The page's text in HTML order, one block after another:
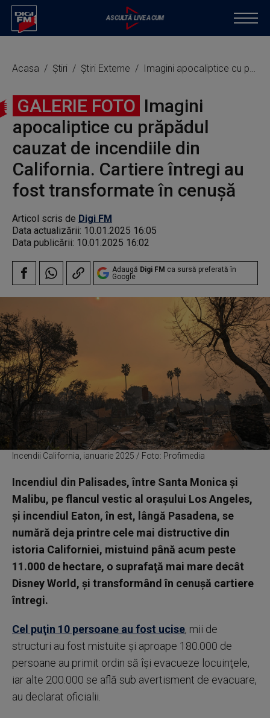
Acasa Știri Știri Externe Imagini apocaliptice cu prăpădul cauzat de incendiile din California. Cartiere întregi au fost transformate în cenușă
GALERIE FOTO Imagini
apocaliptice cu prăpădul
cauzat de incendiile din
California. Cartiere întregi au
fost transformate în cenușă
Articol scris de Digi FM
Data actualizării: 10.01.2025 16:05
Data publicării: 10.01.2025 16:02
Adaugă Digi FM ca sursă preferată în
Google
Incendii California, ianuarie 2025 / Foto: Profimedia
Incendiul din Palisades, între Santa Monica şi
Malibu, pe flancul vestic al oraşului Los Angeles,
şi incendiul Eaton, în est, lângă Pasadena, se
numără deja printre cele mai distructive din
istoria Californiei, mistuind până acum peste
11.000 de hectare, o suprafaţă mai mare decât
Disney World, şi transformând în cenuşă cartiere
întregi.
Cel puţin 10 persoane au fost ucise, mii de
structuri au fost mistuite şi aproape 180.000 de
persoane au primit ordin să îşi evacueze locuinţele,
iar alte 200.000 se află sub avertisment de evacuare,
au declarat oficialii.